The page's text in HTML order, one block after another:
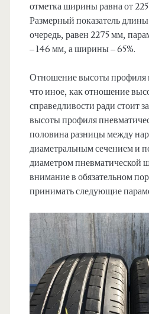
отметка ширины равна от
Размерный показатель
очередь, равен 2275 мм,
– 146 мм, а ширины – 65%.
Отношение высоты профиля
что иное, как отношение
справедливости ради стоит
высоты профиля
половина разницы между
диаметральным сечением и
диаметром пневматической
внимание в обязательном
принимать следующие